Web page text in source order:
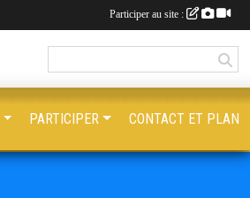
PARTICIPER CONTACT ET PLAN
Participer au site :